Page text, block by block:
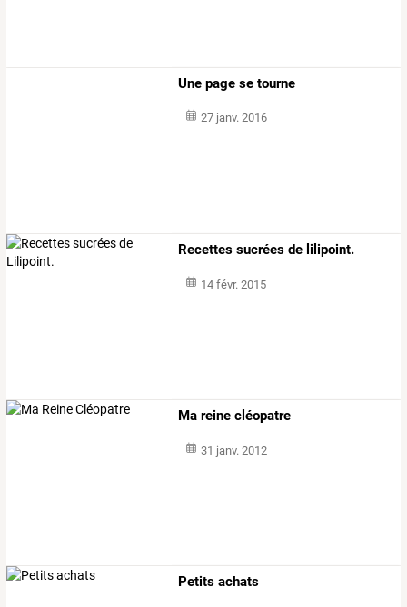
Une page se tourne
27 janv. 2016
Recettes sucrées de lilipoint.
14 févr. 2015
Ma reine cléopatre
31 janv. 2012
Petits achats